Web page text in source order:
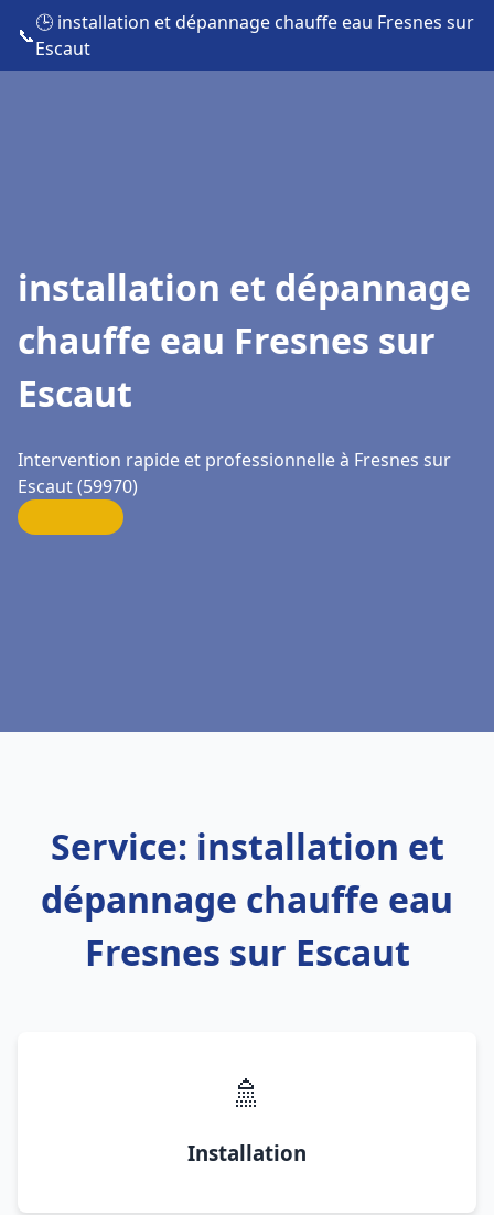
📞
🕒 installation et dépannage chauffe eau Fresnes sur
Escaut
installation et dépannage
chauffe eau Fresnes sur
Escaut
Intervention rapide et professionnelle à Fresnes sur
Escaut (59970)
Service: installation et
dépannage chauffe eau
Fresnes sur Escaut
🚿
Installation